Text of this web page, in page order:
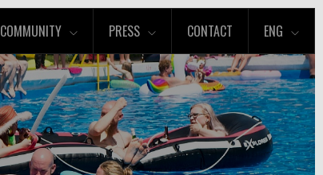
COMMUNITY PRESS CONTACT ENG